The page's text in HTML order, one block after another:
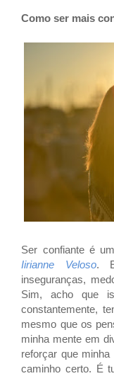
Como ser mais
Ser confiante é
Iirianne Veloso.
inseguranças,
Sim, acho que
constantemente,
mesmo que os
minha mente em
reforçar que
caminho certo. É